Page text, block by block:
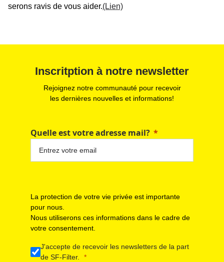
serons ravis de vous aider.(Lien)
Inscritption à notre newsletter
Rejoignez notre communauté pour recevoir
les dernières nouvelles et informations!
Quelle est votre adresse mail?
La protection de votre vie privée est importante
pour nous.
Nous utiliserons ces informations dans le cadre de
votre consentement.
J'accepte de recevoir les newsletters de la part
de SF-Filter.